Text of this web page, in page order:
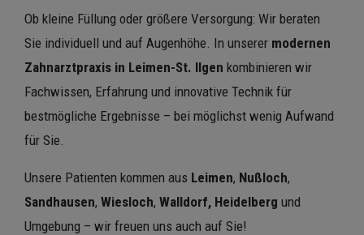
Ob kleine Füllung oder größere Versorgung: Wir beraten
Sie individuell und auf Augenhöhe. In unserer modernen
Zahnarztpraxis in Leimen-St. Ilgen kombinieren wir
Fachwissen, Erfahrung und innovative Technik für
bestmögliche Ergebnisse – bei möglichst wenig Aufwand
für Sie.
Unsere Patienten kommen aus Leimen, Nußloch,
Sandhausen, Wiesloch, Walldorf, Heidelberg und
Umgebung – wir freuen uns auch auf Sie!